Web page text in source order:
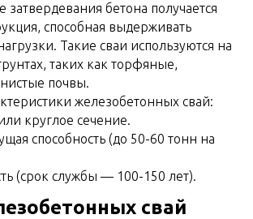
затвердевания бетона получается
способная выдерживать
Такие сваи используются на
таких как торфяные,
почвы.
железобетонных свай:
круглое сечение.
способность (до 50-60 тонн на
(срок службы — 100-150 лет).
свай